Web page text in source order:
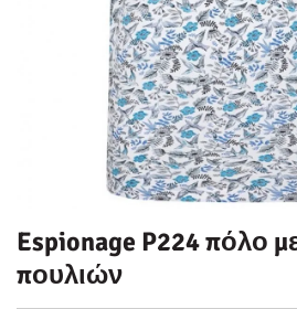
Espionage P224 πόλο
πουλιών